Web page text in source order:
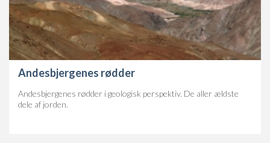
Andesbjergenes rødder
Andesbjergenes rødder i geologisk perspektiv. De aller ældste
dele af jorden.